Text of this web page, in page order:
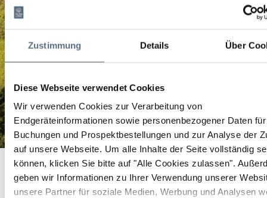
Zustimmung Details Über
Diese Webseite verwendet Cookies
Wir verwenden Cookies zur Verarbeitung von
Endgeräteinformationen sowie personenbezogener Daten
Buchungen und Prospektbestellungen und zur Analyse der
auf unsere Webseite. Um alle Inhalte der Seite vollständig
können, klicken Sie bitte auf "Alle Cookies zulassen".
geben wir Informationen zu Ihrer Verwendung unserer
unsere Partner für soziale Medien, Werbung und Analysen
Kanu-Tour auf der Isar
Startseite Kanu-Tour auf der Isar
Kanu-Tour auf der Isar